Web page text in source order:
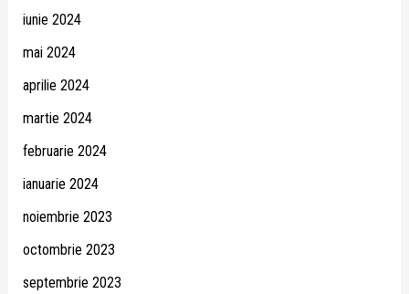
iunie 2024
mai 2024
aprilie 2024
martie 2024
februarie 2024
ianuarie 2024
noiembrie 2023
octombrie 2023
septembrie 2023